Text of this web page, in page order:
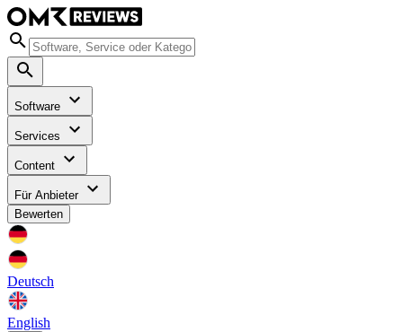
Software
Services
Content
Für Anbieter
Bewerten
Deutsch
English